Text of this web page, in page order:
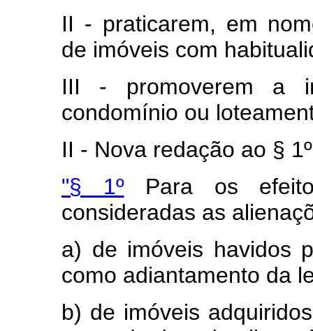
II - praticarem, em
de imóveis com
III - promoverem a
condomínio ou
II - Nova redação ao §
"§ 1ºPara os
consideradas as
a) de imóveis havidos
como adiantamento da
b) de imóveis